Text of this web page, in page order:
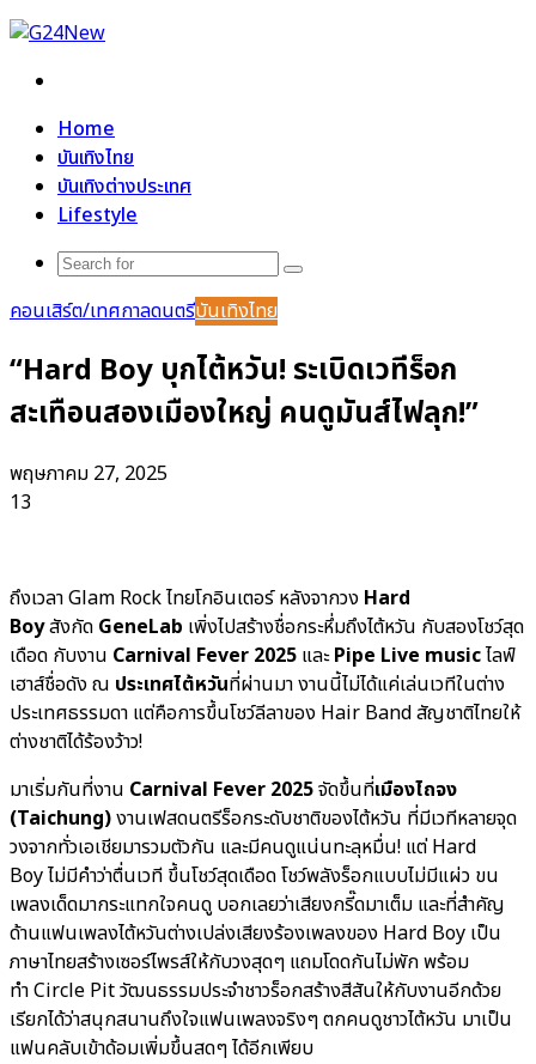
Home
บันเทิงไทย
บันเทิงต่างประเทศ
Lifestyle
Search
คอนเสิร์ต/เทศกาลดนตรีบันเทิงไทย
“Hard Boy บุกไต้หวัน! ระเบิดเวทีร็อก
สะเทือนสองเมืองใหญ่ คนดูมันส์ไฟลุก!”
พฤษภาคม 27, 2025
13
ถึงเวลา Glam Rock ไทยโกอินเตอร์ หลังจากวง Hard
Boyสังกัด GeneLab เพิ่งไปสร้างชื่อกระหึ่มถึงไต้หวัน กับสองโชว์สุด
เดือด กับงาน Carnival Fever 2025 และPipe Live musicไลฟ์
เฮาส์ชื่อดัง ณ ประเทศไต้หวันที่ผ่านมา งานนี้ไม่ได้แค่เล่นเวทีในต่าง
ประเทศธรรมดา แต่คือการขึ้นโชว์ลีลาของ Hair Band สัญชาติไทยให้
ต่างชาติได้ร้องว้าว!
มาเริ่มกันที่งาน Carnival Fever 2025จัดขึ้นที่เมืองไถจง
(Taichung)งานเฟสดนตรีร็อกระดับชาติของไต้หวัน ที่มีเวทีหลายจุด
วงจากทั่วเอเชียมารวมตัวกัน และมีคนดูแน่นทะลุหมื่น! แต่ Hard
Boy ไม่มีคำว่าตื่นเวที ขึ้นโชว์สุดเดือด โชว์พลังร็อกแบบไม่มีแผ่ว ขน
เพลงเด็ดมากระแทกใจคนดู บอกเลยว่าเสียงกรี๊ดมาเต็ม และที่สำคัญ
ด้านแฟนเพลงไต้หวันต่างเปล่งเสียงร้องเพลงของ Hard Boy เป็น
ภาษาไทยสร้างเซอร์ไพรส์ให้กับวงสุดๆ แถมโดดกันไม่พัก พร้อม
ทำ Circle Pit วัฒนธรรมประจำชาวร็อกสร้างสีสันให้กับงานอีกด้วย
เรียกได้ว่าสนุกสนานถึงใจแฟนเพลงจริงๆ ตกคนดูชาวไต้หวัน มาเป็น
แฟนคลับเข้าด้อมเพิ่มขึ้นสดๆ ได้อีกเพียบ